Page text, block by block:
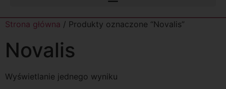
Strona główna / Produkty oznaczone “Novalis”
Novalis
Wyświetlanie jednego wyniku